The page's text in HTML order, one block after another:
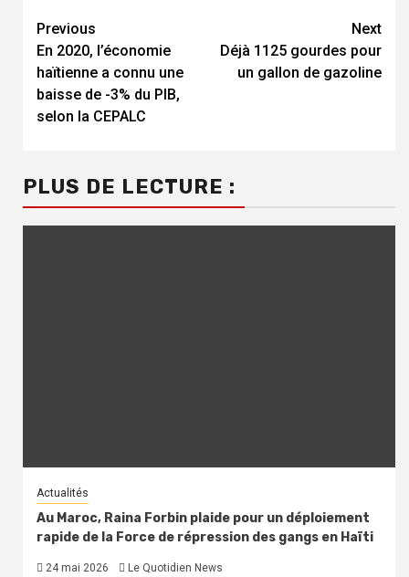
Continue
Reading
Previous
En 2020, l’économie
haïtienne a connu une
baisse de -3% du PIB,
selon la CEPALC
Next
Déjà 1125 gourdes pour
un gallon de gazoline
PLUS DE LECTURE :
Actualités
Au Maroc, Raina Forbin plaide pour un déploiement
rapide de la Force de répression des gangs en Haïti
24 mai 2026 Le Quotidien News